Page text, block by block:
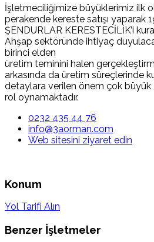
İşletmeciliğimize büyüklerimiz ilk
perakende kereste satışı yaparak
ŞENDURLAR KERESTECİLİK’i
Ahşap sektöründe ihtiyaç
birinci elden
üretim teminini halen
arkasında da üretim süreçlerinde
detaylara verilen önem çok büyük
rol oynamaktadır.
0232 435 44 76
info@3aorman.com
Web sitesini ziyaret edin
Konum
Yol Tarifi Alın
Benzer İşletmeler